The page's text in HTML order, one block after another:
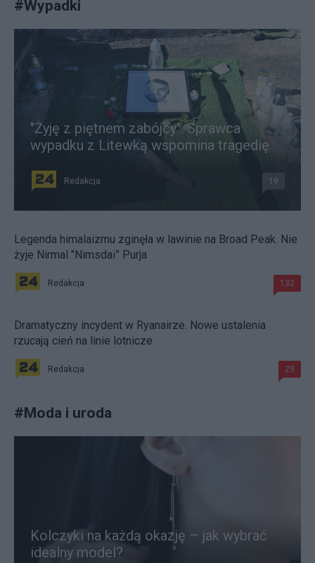
#Wypadki
"Żyję z piętnem zabójcy". Sprawca
wypadku z Litewką wspomina tragedię
Redakcja 19
Legenda himalaizmu zginęła w lawinie na Broad Peak. Nie
żyje Nirmal "Nimsdai” Purja
Redakcja 132
Dramatyczny incydent w Ryanairze. Nowe ustalenia
rzucają cień na linie lotnicze
Redakcja 29
#Moda i uroda
Kolczyki na każdą okazję – jak wybrać
idealny model?